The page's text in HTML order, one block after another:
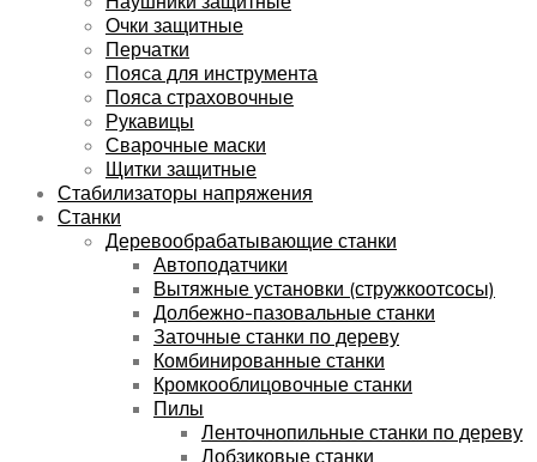
Очки защитные
Перчатки
Пояса для инструмента
Пояса страховочные
Рукавицы
Сварочные маски
Щитки защитные
Стабилизаторы напряжения
Станки
Деревообрабатывающие станки
Автоподатчики
Вытяжные установки (стружкоотсосы)
Долбежно-пазовальные станки
Заточные станки по дереву
Комбинированные станки
Кромкооблицовочные станки
Пилы
Ленточнопильные станки по дереву
Лобзиковые станки